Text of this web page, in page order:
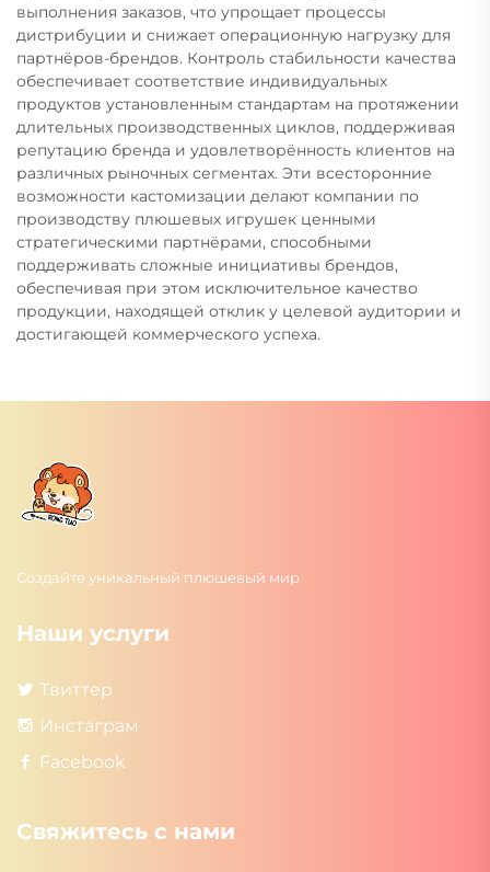
выполнения заказов, что упрощает процессы
дистрибуции и снижает операционную нагрузку для
партнёров-брендов. Контроль стабильности качества
обеспечивает соответствие индивидуальных
продуктов установленным стандартам на протяжении
длительных производственных циклов, поддерживая
репутацию бренда и удовлетворённость клиентов на
различных рыночных сегментах. Эти всесторонние
возможности кастомизации делают компании по
производству плюшевых игрушек ценными
стратегическими партнёрами, способными
поддерживать сложные инициативы брендов,
обеспечивая при этом исключительное качество
продукции, находящей отклик у целевой аудитории и
достигающей коммерческого успеха.
Создайте уникальный плюшевый мир
Наши услуги
Твиттер
Инстаграм
Facebook
Свяжитесь с нами